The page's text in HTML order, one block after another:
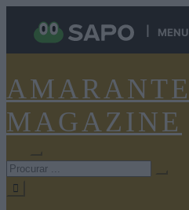
MENU
AMARANTE
MAGAZINE